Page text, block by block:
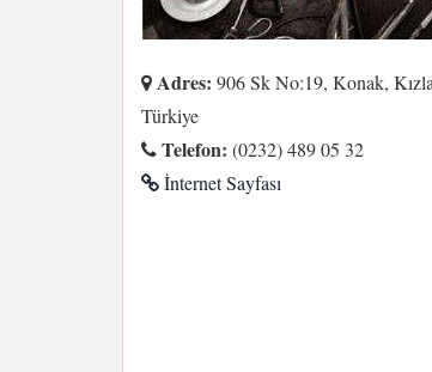
Adres: 906 Sk No:19, Konak,
Türkiye
Telefon: (0232) 489 05 32
İnternet Sayfası